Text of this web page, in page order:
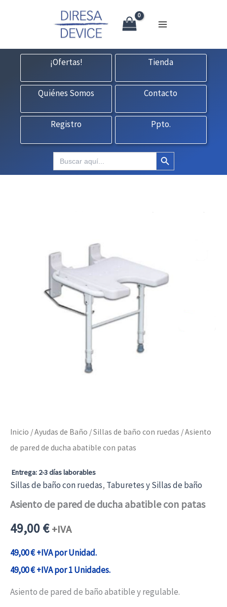
consultas@fedbuy.es| Formulario | Tlf.
¡Ofertas!
Tienda
Quiénes Somos Contacto
Registro Ppto.
Buscar: Botón de búsqueda
Inicio /Ayudas de Baño /Sillas de baño con ruedas / Asiento
de pared de ducha abatible con patas
Entrega: 2-3 días laborables
Sillas de baño con ruedas, Taburetes y Sillas de baño
Asiento de pared de ducha abatible con patas
49,00€ +IVA
49,00€+IVA por Unidad.
49,00€+IVA por 1 Unidades.
Asiento de pared de baño abatible y regulable.